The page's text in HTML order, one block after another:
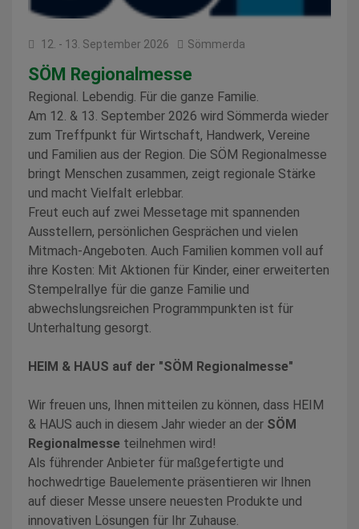
12. - 13. September 2026 Sömmerda
SÖM Regionalmesse
Regional. Lebendig. Für die ganze Familie.
Am 12. & 13. September 2026 wird Sömmerda wieder
zum Treffpunkt für Wirtschaft, Handwerk, Vereine
und Familien aus der Region. Die SÖM Regionalmesse
bringt Menschen zusammen, zeigt regionale Stärke
und macht Vielfalt erlebbar.
Freut euch auf zwei Messetage mit spannenden
Ausstellern, persönlichen Gesprächen und vielen
Mitmach-Angeboten. Auch Familien kommen voll auf
ihre Kosten: Mit Aktionen für Kinder, einer erweiterten
Stempelrallye für die ganze Familie und
abwechslungsreichen Programmpunkten ist für
Unterhaltung gesorgt.
HEIM & HAUS auf der "SÖM Regionalmesse"
Wir freuen uns, Ihnen mitteilen zu können, dass HEIM
& HAUS auch in diesem Jahr wieder an der SÖM
Regionalmesse teilnehmen wird!
Als führender Anbieter für maßgefertigte und
hochwedrtige Bauelemente präsentieren wir Ihnen
auf dieser Messe unsere neuesten Produkte und
innovativen Lösungen für Ihr Zuhause.